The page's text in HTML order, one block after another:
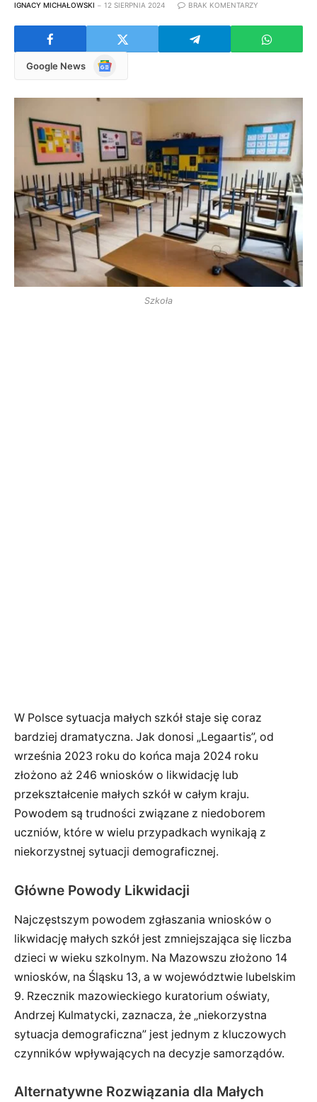
IGNACY MICHAŁOWSKI 12 SIERPNIA 2024 BRAK KOMENTARZY
Google News
Google
Szkoła
W Polsce sytuacja małych szkół staje się coraz
bardziej dramatyczna. Jak donosi „Legaartis”, od
września 2023 roku do końca maja 2024 roku
złożono aż 246 wniosków o likwidację lub
przekształcenie małych szkół w całym kraju.
Powodem są trudności związane z niedoborem
uczniów, które w wielu przypadkach wynikają z
niekorzystnej sytuacji demograficznej.
Główne Powody Likwidacji
Najczęstszym powodem zgłaszania wniosków o
likwidację małych szkół jest zmniejszająca się liczba
dzieci w wieku szkolnym. Na Mazowszu złożono 14
wniosków, na Śląsku 13, a w województwie lubelskim
9. Rzecznik mazowieckiego kuratorium oświaty,
Andrzej Kulmatycki, zaznacza, że „niekorzystna
sytuacja demograficzna” jest jednym z kluczowych
czynników wpływających na decyzje samorządów.
Alternatywne Rozwiązania dla Małych